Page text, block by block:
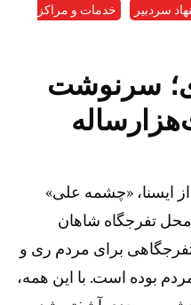
سردبیر
خدمات و مراکز
سرنوشت
ایسنا، «چشمه‌ علی»
تفرجگاه شاهان
برای مردم ری و
بوده است. با این همه،